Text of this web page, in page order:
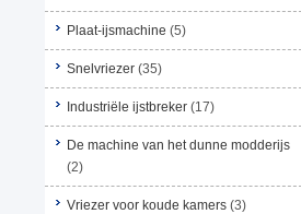
Plaat-ijsmachine (5)
Snelvriezer (35)
Industriële ijstbreker (17)
De machine van het dunne modderijs
(2)
Vriezer voor koude kamers (3)